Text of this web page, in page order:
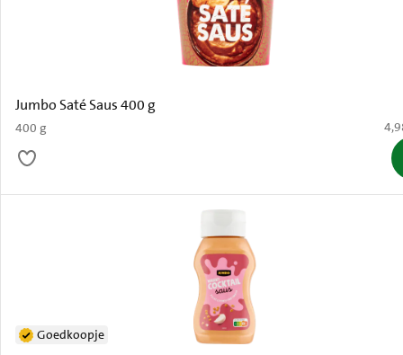
Jumbo Saté Saus 400 g
400 g €
Goedkoopje